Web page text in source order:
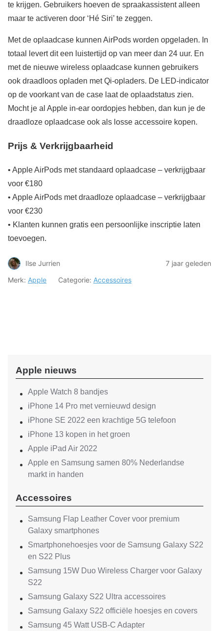
te krijgen. Gebruikers hoeven de spraakassistent alleen
maar te activeren door ‘Hé Siri’ te zeggen.
Met de oplaadcase kunnen AirPods worden opgeladen. In
totaal levert dit een luistertijd op van meer dan 24 uur. En
met de nieuwe wireless oplaadcase kunnen gebruikers
ook draadloos opladen met Qi‑opladers. De LED-indicator
op de voorkant van de case laat de oplaadstatus zien.
Mocht je al Apple in-ear oordopjes hebben, dan kun je de
draadloze oplaadcase ook als losse accessoire kopen.
Prijs & Verkrijgbaarheid
• Apple AirPods met standaard oplaadcase – verkrijgbaar
voor €180
• Apple AirPods met draadloze oplaadcase – verkrijgbaar
voor €230
• Klanten kunnen gratis een persoonlijke inscriptie laten
toevoegen.
Ilse Jurrien
7 jaar geleden
Merk: Apple Categorie: Accessoires
Apple nieuws
Apple Watch 8 bandjes
iPhone 14 Pro met vernieuwd design
iPhone SE 2022 een krachtige 5G telefoon
iPhone 13 kopen in het groen
Apple iPad Air 2022
Apple en Samsung samen 80% Nederlandse
markt in handen
Accessoires
Samsung Flap Leather Cover voor premium
Galaxy smartphones
Smartphonehoesjes voor de Samsung Galaxy S22
en S22 Plus
Samsung 15W Duo Wireless Charger voor Galaxy
S22
Samsung Galaxy S22 Ultra accessoires
Samsung Galaxy S22 officiële hoesjes en covers
Samsung 45 Watt USB-C Adapter